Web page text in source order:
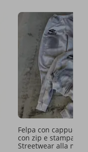
Felpa con
con zip e stampa 3D
Streetwear alla